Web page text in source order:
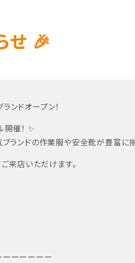
せ 🎉
ンドオープン！
催！ ✨
ランドの作業服や安全靴が豊富に揃
来店いただけます。
ーーーーー